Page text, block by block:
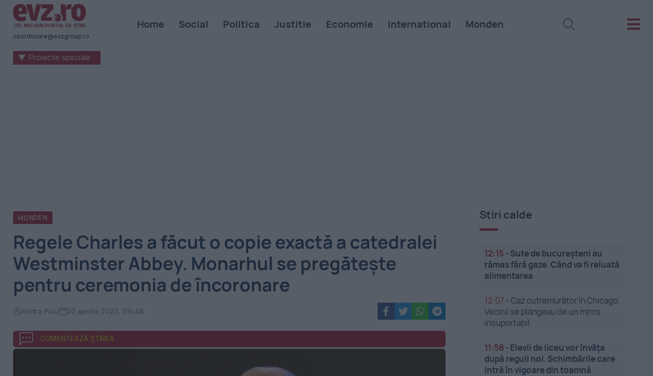
Știri
naționale
internaționale
coordonare@evzgroup.ro
Home Social Politica Justitie Economie International Monden
▼ Proiecte speciale
MONDEN
Regele Charles a făcut o copie exactă a catedralei
Westminster Abbey. Monarhul se pregătește
pentru ceremonia de încoronare
Andra Puiu 20 aprilie 2023, 09:48
COMENTEAZĂ ȘTIREA
Stiri calde
12:15 - Sute de bucureșteni au
rămas fără gaze. Când va fi reluată
alimentarea
12:07 -Caz cutremurător în Chicago.
Vecinii se plângeau de un miros
insuportabil
11:58 - Elevii de liceu vor învăța
după reguli noi. Schimbările care
intră în vigoare din toamnă